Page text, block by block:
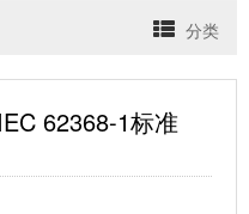
分类
62368-1标准